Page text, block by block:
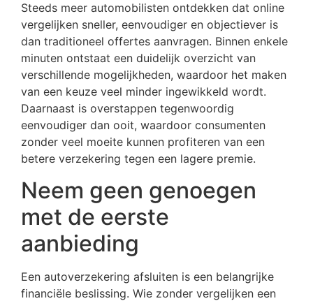
Steeds meer automobilisten ontdekken dat online
vergelijken sneller, eenvoudiger en objectiever is
dan traditioneel offertes aanvragen. Binnen enkele
minuten ontstaat een duidelijk overzicht van
verschillende mogelijkheden, waardoor het maken
van een keuze veel minder ingewikkeld wordt.
Daarnaast is overstappen tegenwoordig
eenvoudiger dan ooit, waardoor consumenten
zonder veel moeite kunnen profiteren van een
betere verzekering tegen een lagere premie.
Neem geen genoegen
met de eerste
aanbieding
Een autoverzekering afsluiten is een belangrijke
financiële beslissing. Wie zonder vergelijken een